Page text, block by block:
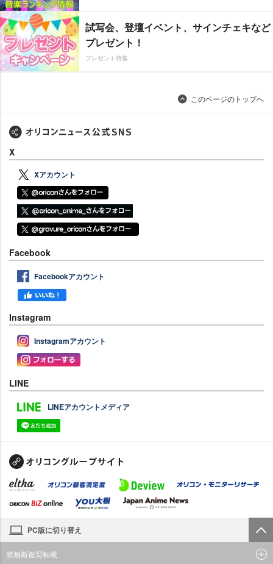
試写会、登壇イベント、サインチェキなど
プレゼント！
プレゼント特集
このページのトップへ
X
Xアカウント
Facebook
Facebookアカウント
Instagram
Instagramアカウント
LINE
LINEアカウントメディア
PC版に切り替え
禁無断複写転載